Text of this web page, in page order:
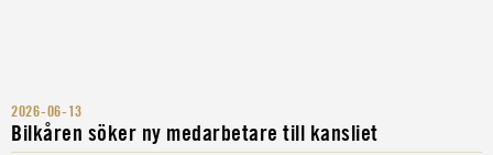
2026-06-13
Bilkåren söker ny medarbetare till kansliet